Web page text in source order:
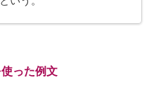
った例文